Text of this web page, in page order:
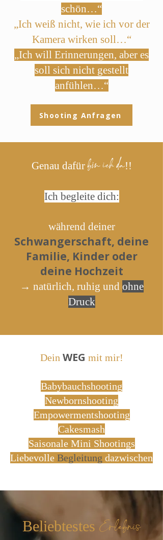
schön…“
„Ich weiß nicht, wie ich vor der
Kamera wirken soll…“
„Ich will Erinnerungen, aber es
soll sich nicht gestellt
anfühlen…“
Shooting Anfragen
Genau dafürbin ich da!!
Ich begleite dich:
während deiner
Schwangerschaft, deine
Familie, Kinder oder
deine Hochzeit
→ natürlich, ruhig und ohne
Druck
Dein WEG mit mir!
Babybauchshooting
Newbornshooting
Empowermentshooting
Cakesmash
Saisonale Mini Shootings
Liebevolle Begleitung dazwischen
Beliebtestes Erlebnis